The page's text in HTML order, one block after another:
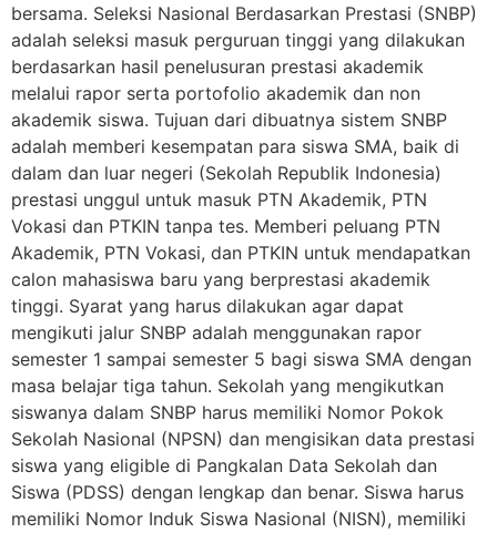
bersama. Seleksi Nasional Berdasarkan Prestasi (SNBP)
adalah seleksi masuk perguruan tinggi yang dilakukan
berdasarkan hasil penelusuran prestasi akademik
melalui rapor serta portofolio akademik dan non
akademik siswa. Tujuan dari dibuatnya sistem SNBP
adalah memberi kesempatan para siswa SMA, baik di
dalam dan luar negeri (Sekolah Republik Indonesia)
prestasi unggul untuk masuk PTN Akademik, PTN
Vokasi dan PTKIN tanpa tes. Memberi peluang PTN
Akademik, PTN Vokasi, dan PTKIN untuk mendapatkan
calon mahasiswa baru yang berprestasi akademik
tinggi. Syarat yang harus dilakukan agar dapat
mengikuti jalur SNBP adalah menggunakan rapor
semester 1 sampai semester 5 bagi siswa SMA dengan
masa belajar tiga tahun. Sekolah yang mengikutkan
siswanya dalam SNBP harus memiliki Nomor Pokok
Sekolah Nasional (NPSN) dan mengisikan data prestasi
siswa yang eligible di Pangkalan Data Sekolah dan
Siswa (PDSS) dengan lengkap dan benar. Siswa harus
memiliki Nomor Induk Siswa Nasional (NISN), memiliki